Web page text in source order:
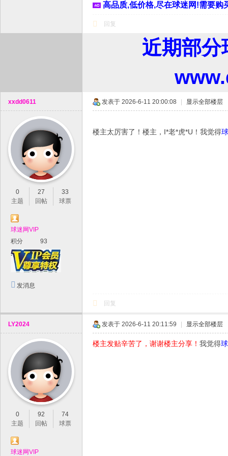
高品质,低价格,尽在球迷网!需要购
回复
近期部分
xxdd0611
0
主题
27
回帖
33
球票
球迷网VIP
积分
93
发消息
发表于 2026-6-11 20:00:08 显示全部楼层
楼主太厉害了！楼主，I*老*虎*U！我觉得
回复
LY2024
0
主题
92
回帖
74
球票
球迷网VIP
发表于 2026-6-11 20:11:59 显示全部楼层
楼主发贴辛苦了，谢谢楼主分享！ 我觉得